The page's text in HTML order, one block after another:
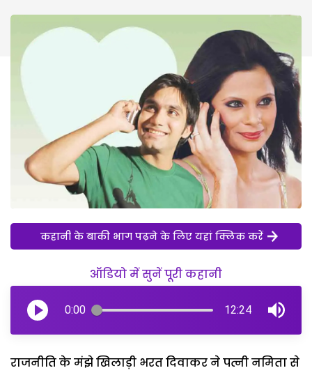
कहानी के बाकी भाग पढ़ने के लिए यहां क्लिक करें
ऑडियो में सुनें पूरी कहानी
0:00 12:24
राजनीति के मंझे खिलाड़ी भरत दिवाकर ने पत्नी नमिता से